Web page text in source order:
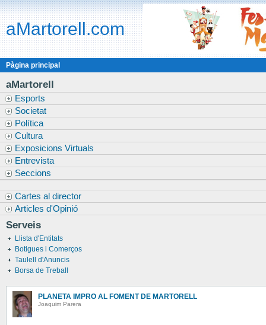
aMartorell.com
Pàgina principal
aMartorell
Esports
Societat
Política
Cultura
Exposicions Virtuals
Entrevista
Seccions
Cartes al director
Articles d'Opinió
Serveis
Llista d'Entitats
Botigues i Comerços
Taulell d'Anuncis
Borsa de Treball
PLANETA IMPRO AL FOMENT DE MARTORELL
Joaquim Parera